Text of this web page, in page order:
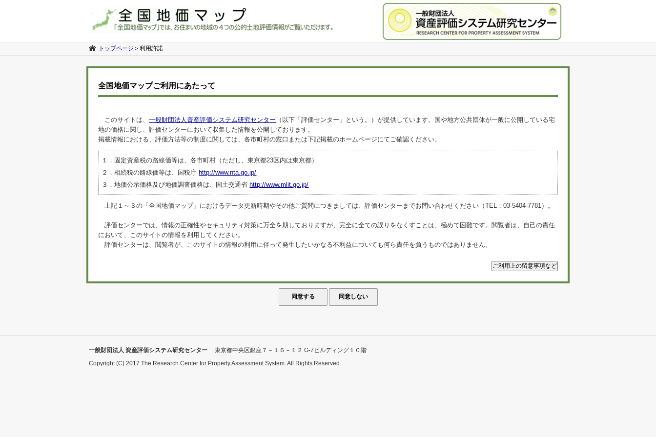
トップページ ＞ 利用許諾
全国地価マップご利用にあたって
このサイトは、 一般財団法人資産評価システム研究センター （以下「評価センター」という。）が提供しています。国や地方公共団体が一般に公開している宅
地の価格に関し、評価センターにおいて収集した情報を公開しております。
掲載情報における、評価方法等の制度に関しては、各市町村の窓口または下記掲載のホームページにてご確認ください。
１．固定資産税の路線価等は、各市町村（ただし、東京都23区内は東京都）
２．相続税の路線価等は、国税庁 http://www.nta.go.jp/
３．地価公示価格及び地価調査価格は、国土交通省 http://www.mlit.go.jp/
上記１～３の「全国地価マップ」におけるデータ更新時期やその他ご質問につきましては、評価センターまでお問い合わせください（TEL：03-5404-7781）。
評価センターでは、情報の正確性やセキュリティ対策に万全を期しておりますが、完全に全ての誤りをなくすことは、極めて困難です。閲覧者は、自己の責任
において、このサイトの情報を利用してください。
評価センターは、閲覧者が、このサイトの情報の利用に伴って発生したいかなる不利益についても何ら責任を負うものではありません。
一般財団法人 資産評価システム研究センター
東京都中央区銀座７－１６－１２ G-7ビルディング１０階
Copyright (C) 2017 The Research Center for Property Assessment System. All Rights Reserved.